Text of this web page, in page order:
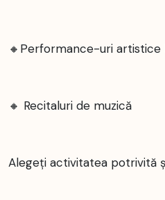
🔸Performance-uri artistice
🔸 Recitaluri de muzică
Alegeți activitatea potrivită